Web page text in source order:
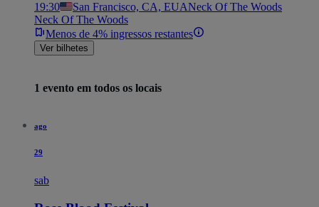
19:30 San Francisco, CA, EUANeck Of The Woods
Neck Of The Woods
Menos de 4% ingressos restantes
Ver bilhetes
1 evento em todos os locais
ago
29
sab